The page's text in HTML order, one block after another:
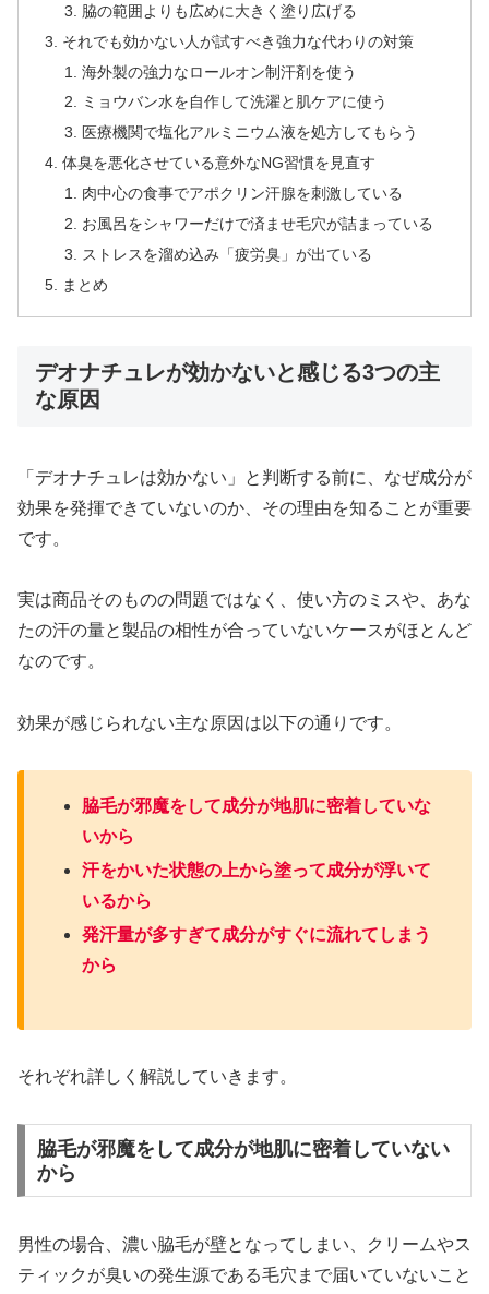
脇の範囲よりも広めに大きく塗り広げる
それでも効かない人が試すべき強力な代わりの対策
海外製の強力なロールオン制汗剤を使う
ミョウバン水を自作して洗濯と肌ケアに使う
医療機関で塩化アルミニウム液を処方してもらう
体臭を悪化させている意外なNG習慣を見直す
肉中心の食事でアポクリン汗腺を刺激している
お風呂をシャワーだけで済ませ毛穴が詰まっている
ストレスを溜め込み「疲労臭」が出ている
まとめ
デオナチュレが効かないと感じる3つの主
な原因
「デオナチュレは効かない」と判断する前に、なぜ成分が
効果を発揮できていないのか、その理由を知ることが重要
です。
実は商品そのものの問題ではなく、使い方のミスや、あな
たの汗の量と製品の相性が合っていないケースがほとんど
なのです。
効果が感じられない主な原因は以下の通りです。
脇毛が邪魔をして成分が地肌に密着していな
いから
汗をかいた状態の上から塗って成分が浮いて
いるから
発汗量が多すぎて成分がすぐに流れてしまう
から
それぞれ詳しく解説していきます。
脇毛が邪魔をして成分が地肌に密着していない
から
男性の場合、濃い脇毛が壁となってしまい、クリームやス
ティックが臭いの発生源である毛穴まで届いていないこと